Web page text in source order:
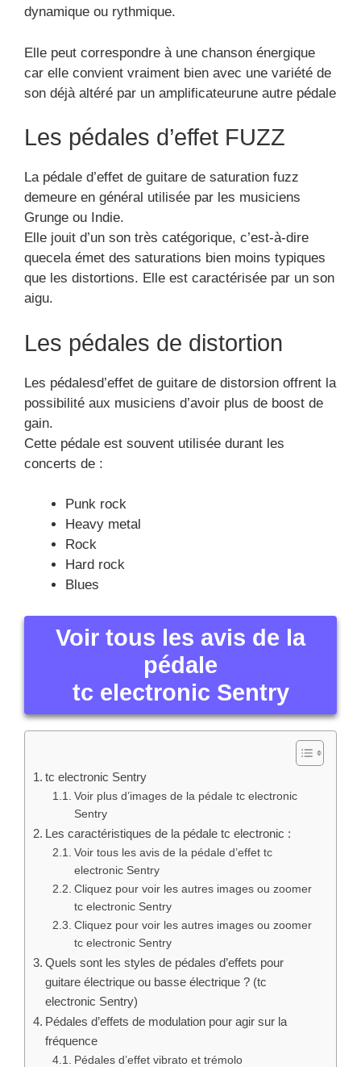
dynamique ou rythmique.
Elle peut correspondre à une chanson énergique
car elle convient vraiment bien avec une variété de
son déjà altéré par un amplificateurune autre pédale
Les pédales d’effet FUZZ
La pédale d’effet de guitare de saturation fuzz
demeure en général utilisée par les musiciens
Grunge ou Indie.
Elle jouit d’un son très catégorique, c’est-à-dire
quecela émet des saturations bien moins typiques
que les distortions. Elle est caractérisée par un son
aigu.
Les pédales de distortion
Les pédalesd’effet de guitare de distorsion offrent la
possibilité aux musiciens d’avoir plus de boost de
gain.
Cette pédale est souvent utilisée durant les
concerts de :
Punk rock
Heavy metal
Rock
Hard rock
Blues
Voir tous les avis de la
pédale
tc electronic Sentry
tc electronic Sentry
Voir plus d’images de la pédale tc electronic
Sentry
Les caractéristiques de la pédale tc electronic :
Voir tous les avis de la pédale d’effet tc
electronic Sentry
Cliquez pour voir les autres images ou zoomer
tc electronic Sentry
Cliquez pour voir les autres images ou zoomer
tc electronic Sentry
Quels sont les styles de pédales d’effets pour
guitare électrique ou basse électrique ? (tc
electronic Sentry)
Pédales d’effets de modulation pour agir sur la
fréquence
Pédales d’effet vibrato et trémolo